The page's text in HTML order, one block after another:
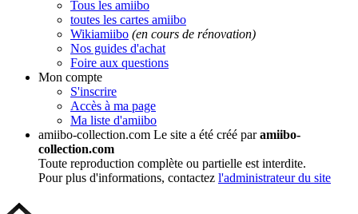
Tous les amiibo
toutes les cartes amiibo
Wikiamiibo (en cours de rénovation)
Nos guides d'achat
Foire aux questions
Mon compte
S'inscrire
Accès à ma page
Ma liste d'amiibo
amiibo-collection.com Le site a été créé paramiibo-
collection.com
Toute reproduction complète ou partielle est interdite.
Pour plus d'informations, contactez l'administrateur du site